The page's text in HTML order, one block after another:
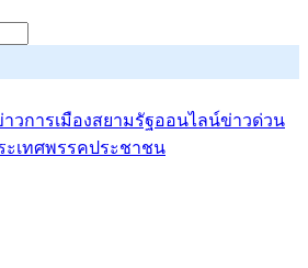
วการเมืองสยามรัฐออนไลน์ข่าวด่วน
ะเทศพรรคประชาชน